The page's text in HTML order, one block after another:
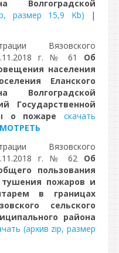
Волгоградской
размер 15,9 Kb) |
Вязовского
г. № 61 Об
населения
Еланского
Волгоградской
Государственной
о пожаре
скачать
Вязовского
г. № 62 Об
пользования
пожаров и
в границах
сельского
района
(архив zip, размер